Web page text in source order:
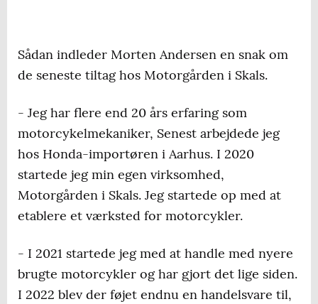
Sådan indleder Morten Andersen en snak om
de seneste tiltag hos Motorgården i Skals.
- Jeg har flere end 20 års erfaring som
motorcykelmekaniker, Senest arbejdede jeg
hos Honda-importøren i Aarhus. I 2020
startede jeg min egen virksomhed,
Motorgården i Skals. Jeg startede op med at
etablere et værksted for motorcykler.
- I 2021 startede jeg med at handle med nyere
brugte motorcykler og har gjort det lige siden.
I 2022 blev der føjet endnu en handelsvare til,